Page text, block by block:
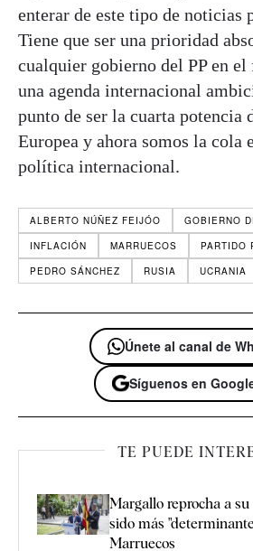
enterar de este tipo de noticias
Tiene que ser una prioridad
cualquier gobierno del PP en
una agenda internacional
punto de ser la cuarta potencia
Europea y ahora somos la cola
política internacional.
ALBERTO NÚÑEZ FEIJÓO
GOBIERNO
INFLACIÓN
MARRUECOS
PARTIDO
PEDRO SÁNCHEZ
RUSIA UCRANIA
Únete al canal de
Síguenos en
TE PUEDE
Margallo reprocha a
sido más
Marruecos